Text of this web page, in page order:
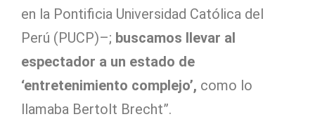
en la Pontificia Universidad Católica del
Perú (PUCP)–; buscamos llevar al
espectador a un estado de
‘entretenimiento complejo’, como lo
llamaba Bertolt Brecht”.